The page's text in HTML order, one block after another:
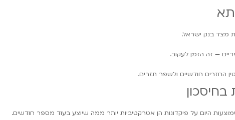
מצד בנק ישראל.
— זה הזמן לעקוב.
החזרים חודשיים ולשפר תזרים.
בחיסכון
היום על פיקדונות הן אטרקטיביות יותר ממה שיוצע בעוד מספר חודשים.